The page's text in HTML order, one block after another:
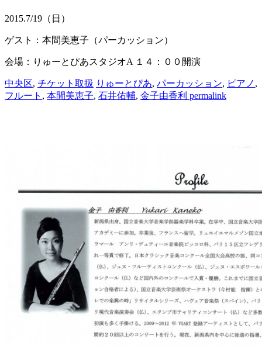
2015.7/19 （日）
ゲスト：本間美恵子（パーカッション）
会場：りゅーとぴあスタジオA １４：００開演
中央区, チケット取扱 りゅーとぴあ, パーカッション, ピアノ ,
フルート , 本間美恵子, 石井佑輔, 金子由香利 permalink